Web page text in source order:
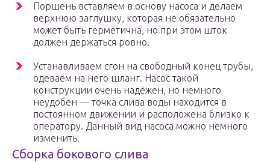
Поршень вставляем в основу насоса и делаем
верхнюю заглушку, которая не обязательно
может быть герметична, но при этом шток
должен держаться ровно.
Устанавливаем сгон на свободный конец трубы,
одеваем на него шланг. Насос такой
конструкции очень надёжен, но немного
неудобен — точка cлива воды находится в
постоянном движении и расположена близко к
оператору. Данный вид насоса можно немного
изменить.
Сборка бокового слива